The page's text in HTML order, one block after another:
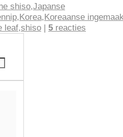
shiso,Japanse
,Korea,Koreaanse
leaf,shiso | 5 reacties